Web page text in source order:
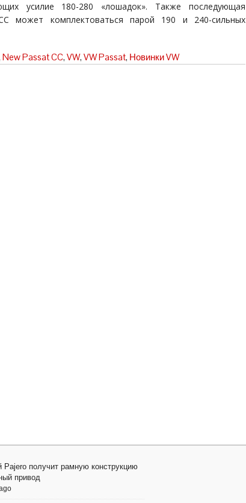
усилие 180-280 «лошадок». Также последующая
может комплектоваться парой 190 и 240-сильных
New Passat CC, VW, VW Passat, Новинки VW
Pajero получит рамную конструкцию
привод